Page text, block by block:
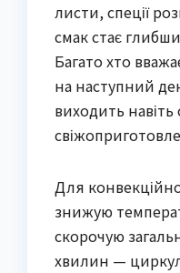
листи, спеції
смак стає
Багато хто
на наступний
виходить
Для
знижую
скорочую
хвилин —